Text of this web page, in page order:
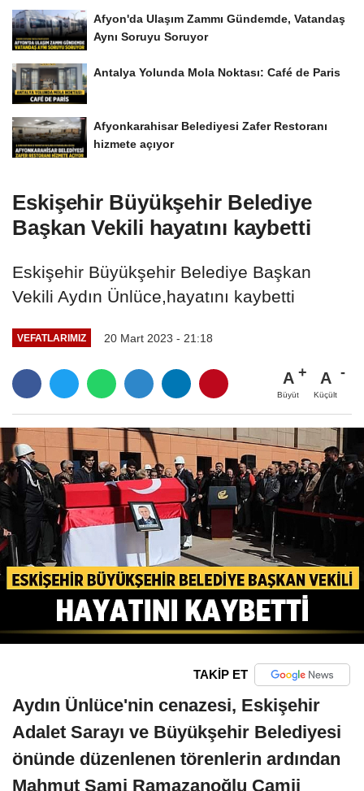
Afyon'da Ulaşım Zammı Gündemde, Vatandaş
Aynı Soruyu Soruyor
Antalya Yolunda Mola Noktası: Café de Paris
Afyonkarahisar Belediyesi Zafer Restoranı
hizmete açıyor
Eskişehir Büyükşehir Belediye
Başkan Vekili hayatını kaybetti
Eskişehir Büyükşehir Belediye Başkan
Vekili Aydın Ünlüce,hayatını kaybetti
VEFATLARIMIZ 20 Mart 2023 - 21:18
A
Büyüt
A
Küçült
TAKİP ET
Aydın Ünlüce'nin cenazesi, Eskişehir
Adalet Sarayı ve Büyükşehir Belediyesi
önünde düzenlenen törenlerin ardından
Mahmut Sami Ramazanoğlu Camii